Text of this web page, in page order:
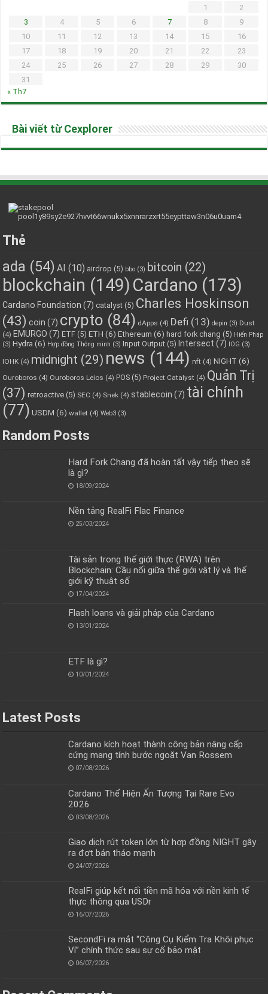
1
2
3
4 5 6 7 8
9
10
11 12 13 14 15
16
17
18 19 20 21 22
23
24
25 26 27 28 29
30
31
« Th7
Bài viết từ Cexplorer
Thẻ
ada (54) AI (10) airdrop (5) bbo (3) bitcoin (22)
blockchain (149) Cardano (173)
Cardano Foundation (7) catalyst (5) Charles Hoskinson
(43) coin (7) crypto (84) dApps (4) Defi (13) depin (3) Dust
(4) EMURGO (7) ETF (5) ETH (6) Ethereum (6) hard fork chang (5) Hiến Pháp
(3) Hydra (6) Hợp đồng Thông minh (3) Input Output (5) Intersect (7) IOG (3)
IOHK (4) midnight (29) news (144) nft (4) NIGHT (6)
Ouroboros (4) Ouroboros Leios (4) POS (5) Project Catalyst (4) Quản Trị
(37) retroactive (5) SEC (4) Snek (4) stablecoin (7) tài chính
(77) USDM (6) wallet (4) Web3 (3)
Random Posts
Hard Fork Chang đã hoàn tất vậy tiếp theo sẽ
là gì?
18/09/2024
Nền tảng RealFi Flac Finance
25/03/2024
Tài sản trong thế giới thực (RWA) trên
Blockchain: Cầu nối giữa thế giới vật lý và thế
giới kỹ thuật số
17/04/2024
Flash loans và giải pháp của Cardano
13/01/2024
ETF là gì?
10/01/2024
Latest Posts
Cardano kích hoạt thành công bản nâng cấp
cứng mang tính bước ngoặt Van Rossem
07/08/2026
Cardano Thể Hiện Ấn Tượng Tại Rare Evo
2026
03/08/2026
Giao dịch rút token lớn từ hợp đồng NIGHT gây
ra đợt bán tháo mạnh
24/07/2026
RealFi giúp kết nối tiền mã hóa với nền kinh tế
thực thông qua USDr
16/07/2026
SecondFi ra mắt “Công Cụ Kiểm Tra Khôi phục
Ví” chính thức sau sự cố bảo mật
06/07/2026